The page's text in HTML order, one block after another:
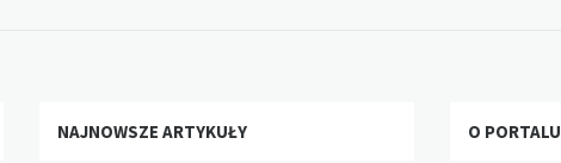
NAJNOWSZE ARTYKUŁY O PORTALU